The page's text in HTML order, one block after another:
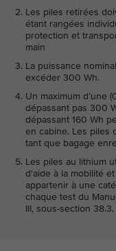
Les piles retirées
étant rangées
protection et
main
La puissance
excéder 300 Wh.
Un maximum d’une
dépassant pas 300
dépassant 160 Wh
en cabine. Les piles
tant que bagage
Les piles au lithium
d'aide à la mobilité
appartenir à une
chaque test du
III, sous-section 38.3.